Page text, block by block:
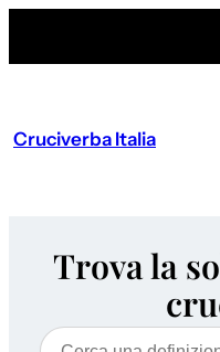
Cruciverba Italia
Trova la
Cerca